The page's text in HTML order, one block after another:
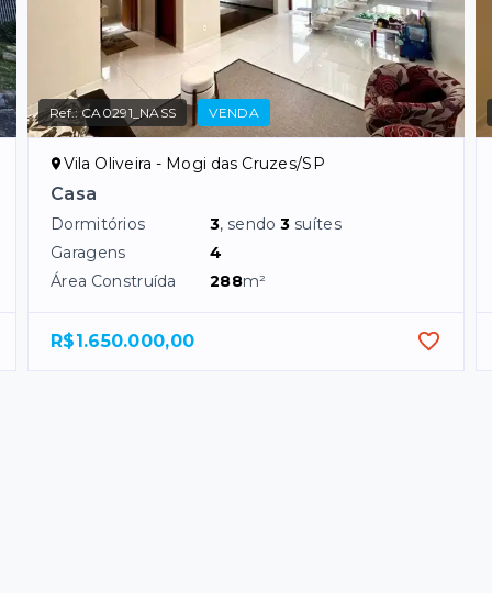
Ref.:CA0291_NASS VENDA
Vila Oliveira - Mogi das Cruzes/SP
Casa
Dormitórios 3, sendo3 suítes
Garagens
4
Área Construída
288m²
R$1.650.000,00